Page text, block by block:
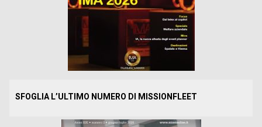
SFOGLIA L’ULTIMO NUMERO DI MISSIONFLEET